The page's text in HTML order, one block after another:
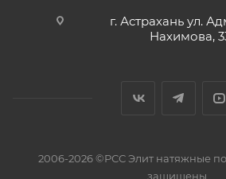
г. Астрахань ул.
Нахимова,
2006-2026 ©РСС Элит натяжные
защищены.